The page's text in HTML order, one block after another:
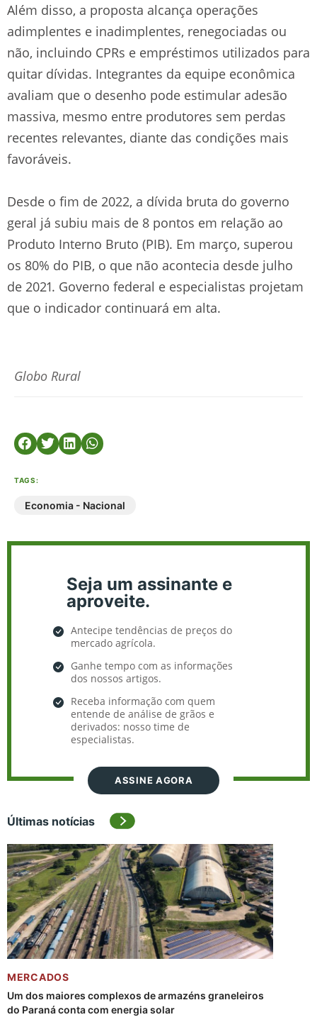
Além disso, a proposta alcança operações
adimplentes e inadimplentes, renegociadas ou
não, incluindo CPRs e empréstimos utilizados para
quitar dívidas. Integrantes da equipe econômica
avaliam que o desenho pode estimular adesão
massiva, mesmo entre produtores sem perdas
recentes relevantes, diante das condições mais
favoráveis.
Desde o fim de 2022, a dívida bruta do governo
geral já subiu mais de 8 pontos em relação ao
Produto Interno Bruto (PIB). Em março, superou
os 80% do PIB, o que não acontecia desde julho
de 2021. Governo federal e especialistas projetam
que o indicador continuará em alta.
Globo Rural
TAGS:
Economia - Nacional
Seja um assinante e
aproveite.
Antecipe tendências de preços do
mercado agrícola.
Ganhe tempo com as informações
dos nossos artigos.
Receba informação com quem
entende de análise de grãos e
derivados: nosso time de
especialistas.
ASSINE AGORA
Últimas notícias
MERCADOS
Um dos maiores complexos de armazéns graneleiros
do Paraná conta com energia solar